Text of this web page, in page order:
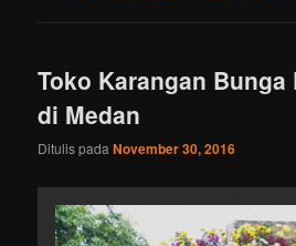
Toko Karangan Bunga
di Medan
Ditulis padaNovember 30, 2016